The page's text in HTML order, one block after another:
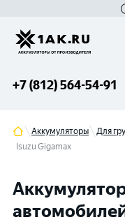
+7 (812) 564-54-91
Аккумуляторы Для
Isuzu Gigamax
Гатчина